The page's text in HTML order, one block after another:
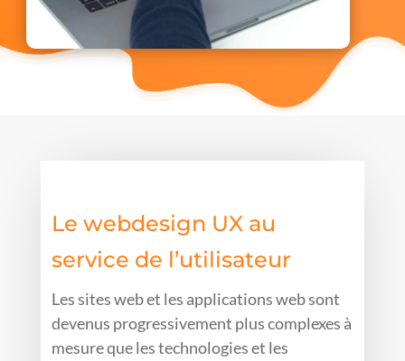
Le webdesign UX au
service de l’utilisateur
Les sites web et les applications web sont
devenus progressivement plus complexes à
mesure que les technologies et les